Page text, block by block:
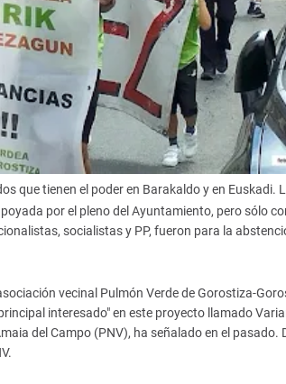
que tienen el poder en Barakaldo y en Euskadi.
por el pleno del Ayuntamiento, pero sólo
socialistas y PP, fueron para la
vecinal Pulmón Verde de Gorostiza-
interesado" en este proyecto llamado
del Campo (PNV), ha señalado en el pasado.